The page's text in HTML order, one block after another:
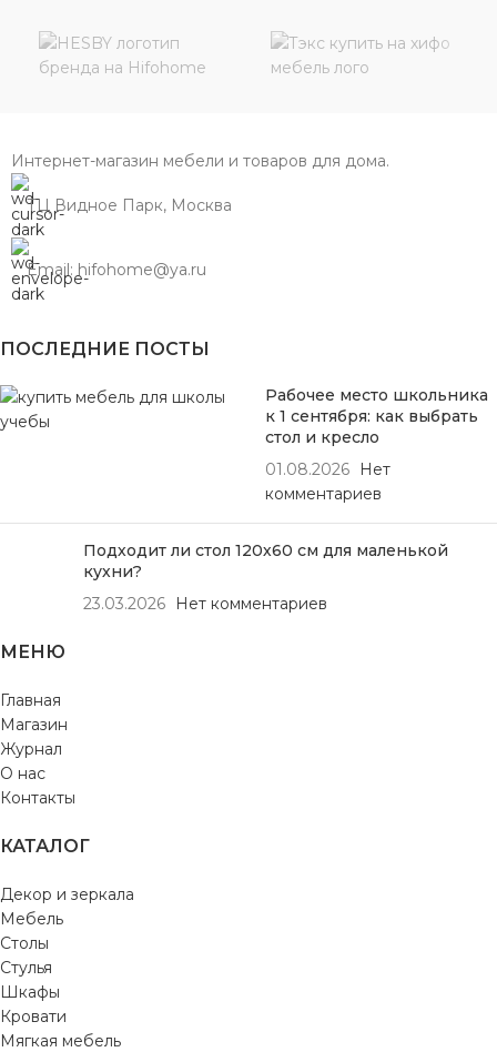
Интернет-магазин мебели и товаров для дома.
ТЦ Видное Парк, Москва
Email: hifohome@ya.ru
ПОСЛЕДНИЕ ПОСТЫ
Рабочее место школьника
к 1 сентября: как выбрать
стол и кресло
01.08.2026
Нет
комментариев
Подходит ли стол 120х60 см для маленькой
кухни?
23.03.2026
Нет комментариев
МЕНЮ
Главная
Магазин
Журнал
О нас
Контакты
КАТАЛОГ
Декор и зеркала
Мебель
Столы
Стулья
Шкафы
Кровати
Мягкая мебель